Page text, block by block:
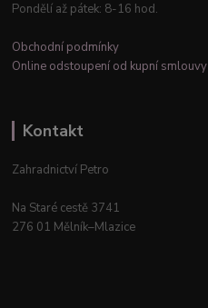
Pondělí až pátek: 8-16 hod.
Obchodní podmínky
Online odstoupení od kupní smlouvy
Kontakt
Zahradnictví Petro
Na Staré cestě 3741
276 01 Mělník–Mlazice